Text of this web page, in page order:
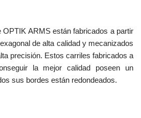
OPTIK ARMS están fabricados a partir
de alta calidad y mecanizados
precisión. Estos carriles fabricados a
la mejor calidad poseen un
sus bordes están redondeados.